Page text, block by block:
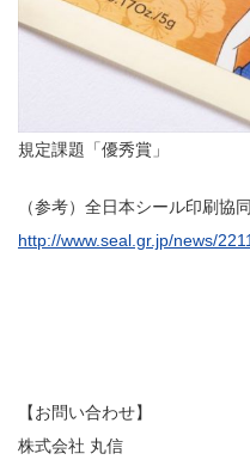
規定課題「優秀賞」
（参考）全日本シール印刷
http://www.seal.gr.jp/news/
【お問い合わせ】
株式会社 丸信